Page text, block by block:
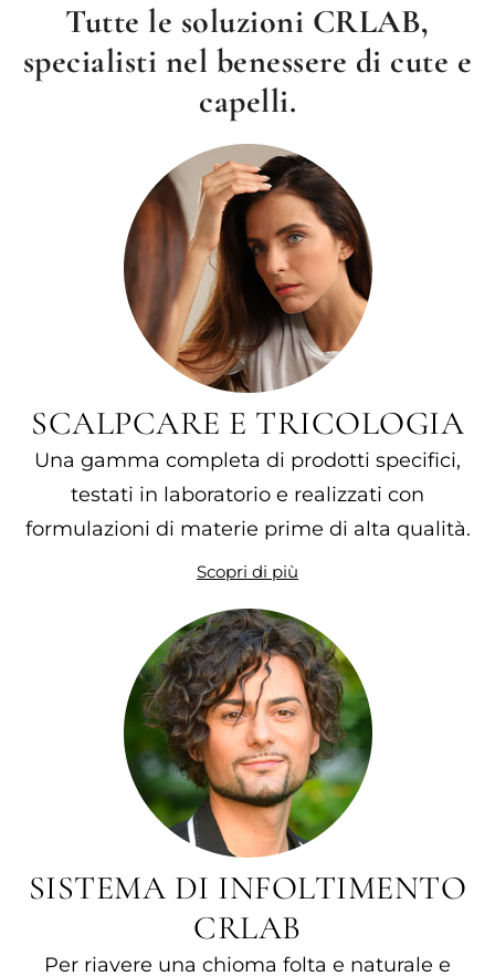
Tutte le soluzioni CRLAB,
specialisti nel benessere di cute e
capelli.
SCALPCARE E TRICOLOGIA
Una gamma completa di prodotti specifici,
testati in laboratorio e realizzati con
formulazioni di materie prime di alta qualità.
Scopri di più
SISTEMA DI INFOLTIMENTO
CRLAB
Per riavere una chioma folta e naturale e